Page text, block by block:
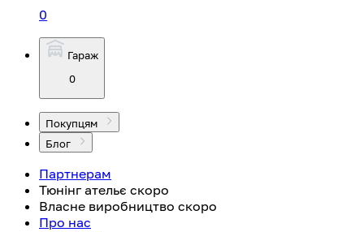
0
Гараж
0
Покупцям
Блог
Партнерам
Тюнінг ательє скоро
Власне виробництво скоро
Про нас